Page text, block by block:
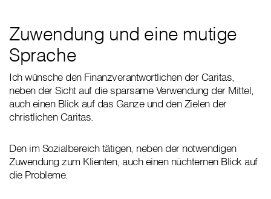
Zuwendung und eine mutige
Sprache
Ich wünsche den Finanzverantwortlichen der Caritas,
neben der Sicht auf die sparsame Verwendung der Mittel,
auch einen Blick auf das Ganze und den Zielen der
christlichen Caritas.
Den im Sozialbereich tätigen, neben der notwendigen
Zuwendung zum Klienten, auch einen nüchternen Blick auf
die Probleme.